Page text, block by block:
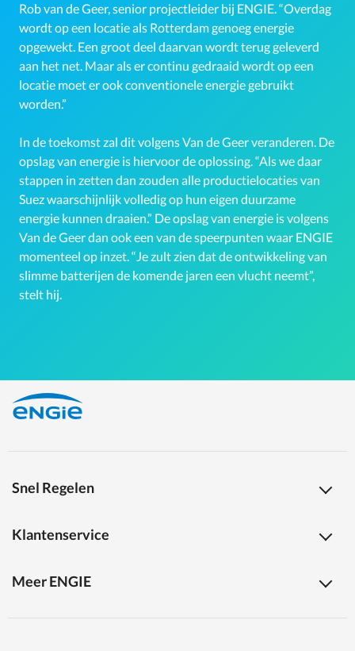
Rob van de Geer, senior projectleider bij ENGIE. “Overdag
wordt op een locatie als Rotterdam genoeg energie
opgewekt. Een groot deel daarvan wordt terug geleverd
aan het net. Maar als er continu gedraaid wordt op een
locatie moet er ook conventionele energie gebruikt
worden.”
In de toekomst zal dit volgens Van de Geer veranderen. De
opslag van energie is hiervoor de oplossing. “Als we daar
stappen in zetten dan zouden alle productielocaties van
Suez waarschijnlijk volledig op hun eigen duurzame
energie kunnen draaien.” De opslag van energie is volgens
Van de Geer dan ook een van de speerpunten waar ENGIE
momenteel op inzet. “Je zult zien dat de ontwikkeling van
slimme batterijen de komende jaren een vlucht neemt”,
stelt hij.
Snel Regelen
Klantenservice
Meer ENGIE